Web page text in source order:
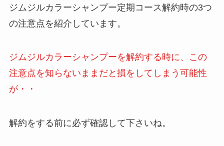
ジムジルカラーシャンプー定期コース解約時の3つ
の注意点を紹介しています。
ジムジルカラーシャンプーを解約する時に、この
注意点を知らないままだと損をしてしまう可能性
が・・
解約をする前に必ず確認して下さいね。